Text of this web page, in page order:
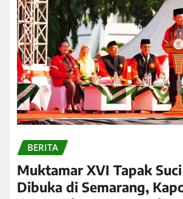
BERITA
Muktamar XVI Tapak
Dibuka di Semarang,